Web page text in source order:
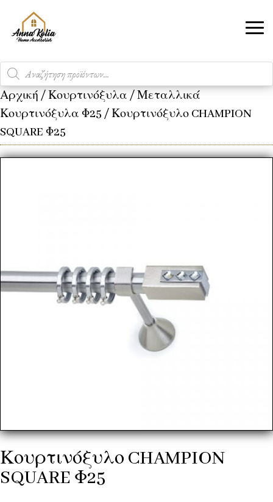
Products
search
Αρχική /Κουρτινόξυλα /Μεταλλικά
Κουρτινόξυλα Φ25 / Κουρτινόξυλο CHAMPION
SQUARE Φ25
Κουρτινόξυλο CHAMPION
SQUARE Φ25